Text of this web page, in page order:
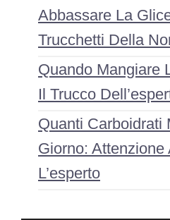
Abbassare La
Trucchetti Della
Quando Mangiare
Il Trucco
Quanti Carboidrati
Giorno: Attenzione
L’esperto